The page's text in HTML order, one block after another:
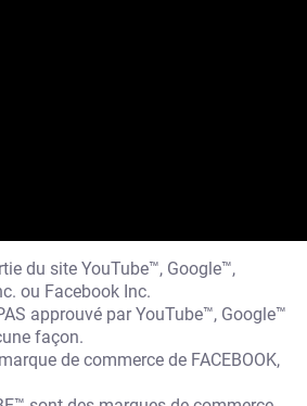
du site YouTube™, Google™,
ou Facebook Inc.
approuvé par YouTube™, Google™
façon.
de commerce de FACEBOOK,